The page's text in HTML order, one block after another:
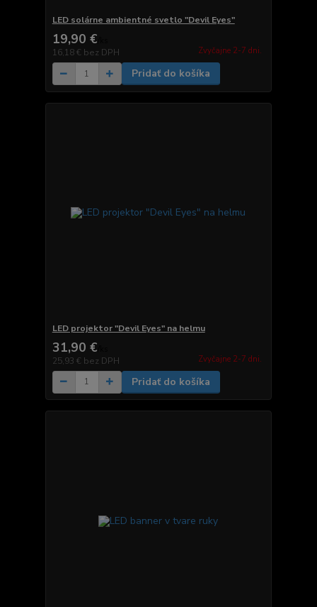
LED solárne ambientné svetlo "Devil Eyes"
19,90 €
16,18 € bez DPH Zvyčajne 2-7 dni.
Pridať do košíka
LED projektor "Devil Eyes" na helmu
31,90 €
25,93 € bez DPH Zvyčajne 2-7 dni.
Pridať do košíka